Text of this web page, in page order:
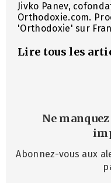
Jivko Panev,
Orthodoxie.com.
'Orthodoxie' sur
Lire tous les
Ne
Abonnez-vous aux